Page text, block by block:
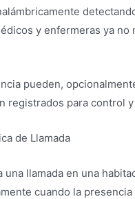
y enfermeras ya
pueden,
registrados para control
de Llamada
llamada en una
cuando la